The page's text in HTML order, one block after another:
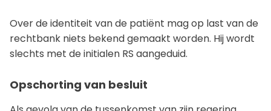
Over de identiteit van de patiënt mag op last van de
rechtbank niets bekend gemaakt worden. Hij wordt
slechts met de initialen RS aangeduid.
Opschorting van besluit